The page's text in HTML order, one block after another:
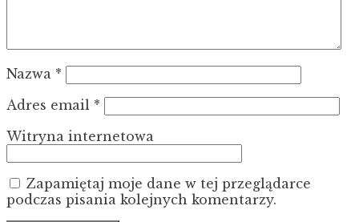
Nazwa *
Adres email *
Witryna internetowa
Zapamiętaj moje dane w tej przeglądarce
podczas pisania kolejnych komentarzy.